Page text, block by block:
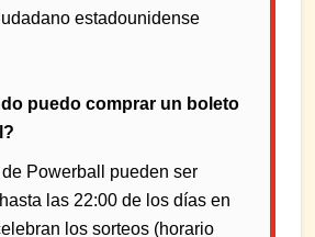
estadounidense
puedo comprar un boleto
Powerball pueden ser
las 22:00 de los días en
los sorteos (horario